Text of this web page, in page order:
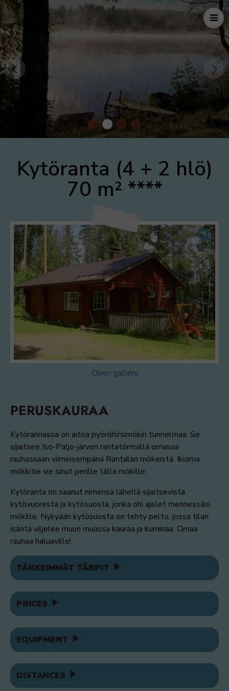
Kytöranta (4 + 2 hlö)
70 m² ****
Open gallery
PERUSKAURAA
Kytörannassa on aitoa pyöröhirsimökin tunnelmaa. Se
sijaitsee Iso-Paljo-järven rantatörmällä omassa
rauhassaan viimeisempänä Rantalan mökeistä. Ikioma
mökkitie vie sinut perille tällä mökille.
Kytöranta on saanut nimensä lähellä sijaitsevista
kytövuoresta ja kytösuosta, jonka ohi ajelet mennessäsi
mökille. Nykyään kytösuosta on tehty pelto, jossa tilan
isäntä viljelee muun muassa kauraa ja kuminaa. Omaa
rauhaa haluaville!
TÄRKEIMMÄT TÄRPIT
PRICES
EQUIPMENT
DISTANCES